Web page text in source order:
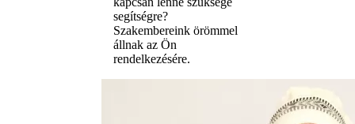
segítségre?
Szakembereink örömmel
állnak az Ön
rendelkezésére.